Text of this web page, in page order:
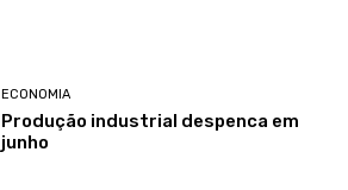
ECONOMIA
Produção industrial despenca em
junho